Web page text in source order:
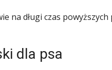
na długi czas
dla psa